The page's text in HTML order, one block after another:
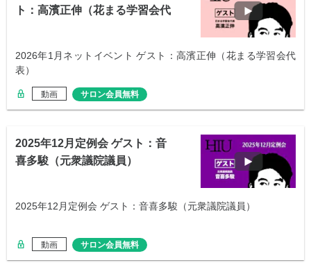
ト：高濱正伸（花まる学習会代
2026年1月ネットイベント ゲスト：高濱正伸（花まる学習会代
表）
動画 サロン会員無料
2025年12月定例会 ゲスト：音
喜多駿（元衆議院議員）
2025年12月定例会 ゲスト：音喜多駿（元衆議院議員）
動画 サロン会員無料